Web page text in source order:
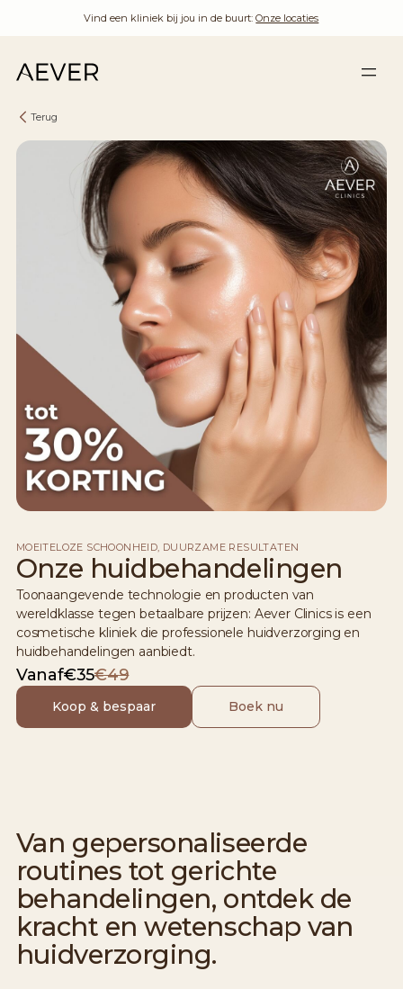
Vind een kliniek bij jou in de buurt:Onze locaties
Terug
MOEITELOZE SCHOONHEID, DUURZAME RESULTATEN
Onze huidbehandelingen
Toonaangevende technologie en producten van
wereldklasse tegen betaalbare prijzen: Aever Clinics is een
cosmetische kliniek die professionele huidverzorging en
huidbehandelingen aanbiedt.
Vanaf€35€49
Koop & bespaar Boek nu
Van gepersonaliseerde
routines tot gerichte
behandelingen, ontdek de
kracht en wetenschap van
huidverzorging.